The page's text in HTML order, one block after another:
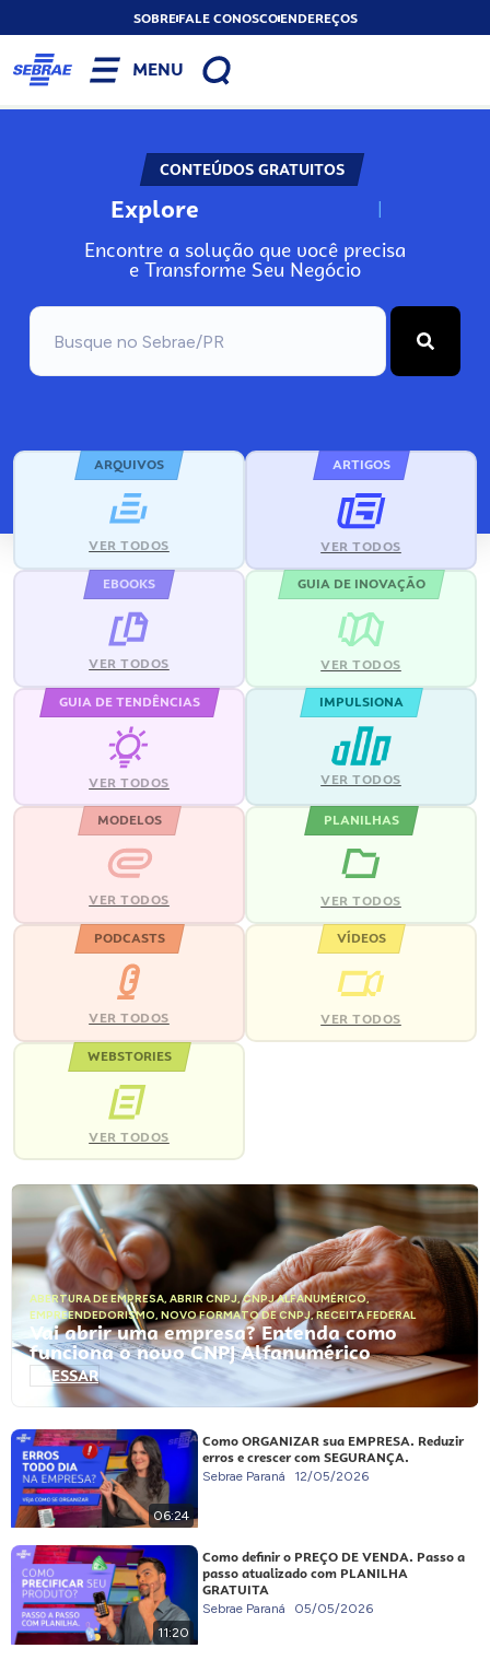
SOBREFALE CONOSCOENDEREÇOS
MENU
CONTEÚDOS GRATUITOS
Explore N
Encontre a solução que você precisa
e Transforme Seu Negócio
ARQUIVOS
VER TODOS
ARTIGOS
VER TODOS
EBOOKS
VER TODOS
GUIA DE INOVAÇÃO
VER TODOS
GUIA DE TENDÊNCIAS
VER TODOS
IMPULSIONA
VER TODOS
MODELOS
VER TODOS
PLANILHAS
VER TODOS
PODCASTS
VER TODOS
VÍDEOS
VER TODOS
WEBSTORIES
VER TODOS
ABERTURA DE EMPRESA, ABRIR CNPJ,CNPJ ALFANUMÉRICO,
EMPREENDEDORISMO, NOVO FORMATO DE CNPJ,RECEITA FEDERAL
Vai abrir uma empresa? Entenda como
funciona o novo CNPJ Alfanumérico
ACESSAR
06:24
Como ORGANIZAR sua EMPRESA. Reduzir
erros e crescer com SEGURANÇA.
Sebrae Paraná 12/05/2026
11:20
Como definir o PREÇO DE VENDA. Passo a
passo atualizado com PLANILHA
GRATUITA
Sebrae Paraná 05/05/2026